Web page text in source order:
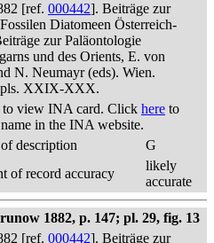
[ref. 000442]. Beiträge zur
Diatomeen Österreich-
zur Paläontologie
und des Orients, E. von
N. Neumayr (eds). Wien.
pls. XXIX-XXX.
to view INA card. Click here to
in the INA website.
description
G
of record accuracy
likely
accurate
1882, p. 147; pl. 29, fig. 13
[ref. 000442]. Beiträge zur